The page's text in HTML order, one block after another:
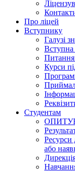
Про ліцей
Вступнику
Галузі
Вступна
Питання
Курси
Студентам
Ресурси
або